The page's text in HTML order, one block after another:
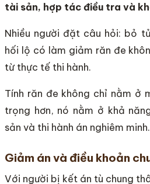
tài sản, hợp tác điều tra và
Nhiều người đặt câu hỏi: bỏ
hối lộ có làm giảm răn đe
từ thực tế thi hành.
Tính răn đe không chỉ nằm ở
trọng hơn, nó nằm ở khả
sản và thi hành án nghiêm minh.
Giảm án và điều khoản
Với người bị kết án tù chung